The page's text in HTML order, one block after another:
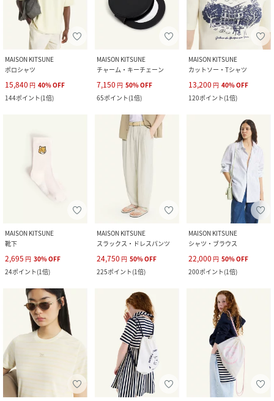
MAISON KITSUNE
ポロシャツ
15,840 円 40%OFF
144ポイント(1倍)
MAISON KITSUNE
チャーム・キーチェーン
7,150 円 50%OFF
65ポイント(1倍)
MAISON KITSUNE
カットソー・Tシャツ
13,200 円 40%OFF
120ポイント(1倍)
MAISON KITSUNE
靴下
2,695 円 30%OFF
24ポイント(1倍)
MAISON KITSUNE
スラックス・ドレスパンツ
24,750 円 50%OFF
225ポイント(1倍)
MAISON KITSUNE
シャツ・ブラウス
22,000 円 50%OFF
200ポイント(1倍)